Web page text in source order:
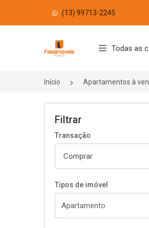
(13) 99713-2245
Página inicial
Todas as
Início Apartamentos à
Filtrar
Transação
Tipos de imóvel